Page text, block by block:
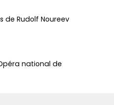
de Rudolf Noureev
national de